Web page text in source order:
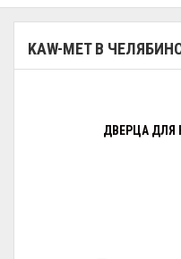
KAW-MET В
ДВЕРЦА ДЛЯ